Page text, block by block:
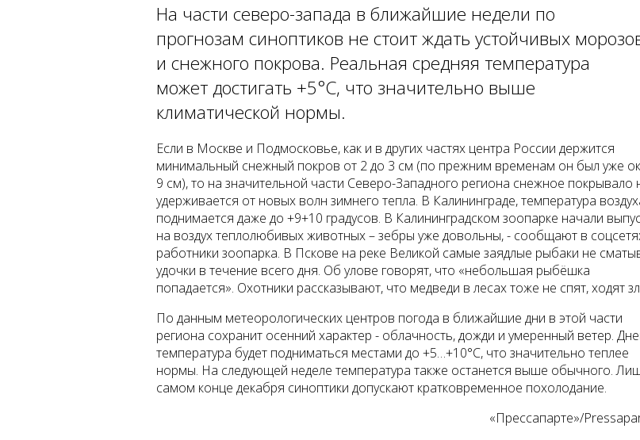
На части северо-запада в ближайшие недели по
прогнозам синоптиков не стоит ждать устойчивых
и снежного покрова. Реальная средняя температура
может достигать +5°C, что значительно выше
климатической нормы.
Если в Москве и Подмосковье, как и в других частях центра России держится
минимальный снежный покров от 2 до 3 см (по прежним временам он был уже
9 см), то на значительной части Северо-Западного региона снежное покрывало
удерживается от новых волн зимнего тепла. В Калининграде, температура
поднимается даже до +9+10 градусов. В Калининградском зоопарке начали
на воздух теплолюбивых животных – зебры уже довольны, - сообщают в
работники зоопарка. В Пскове на реке Великой самые заядлые рыбаки не
удочки в течение всего дня. Об улове говорят, что «небольшая рыбёшка
попадается». Охотники рассказывают, что медведи в лесах тоже не спят, ходят
По данным метеорологических центров погода в ближайшие дни в этой части
региона сохранит осенний характер - облачность, дожди и умеренный ветер.
температура будет подниматься местами до +5…+10°C, что значительно теплее
нормы. На следующей неделе температура также останется выше обычного.
самом конце декабря синоптики допускают кратковременное похолодание.
«Прессапарте»/